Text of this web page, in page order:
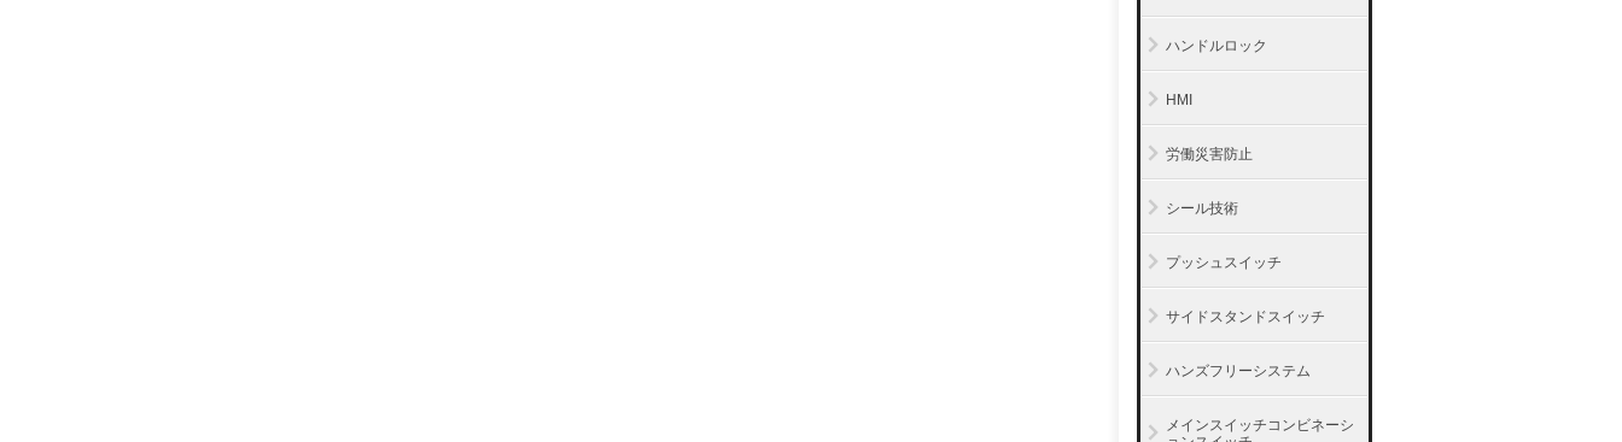
ハンドルロック
HMI
労働災害防止
シール技術
プッシュスイッチ
サイドスタンドスイッチ
ハンズフリーシステム
メインスイッチコンビネーシ